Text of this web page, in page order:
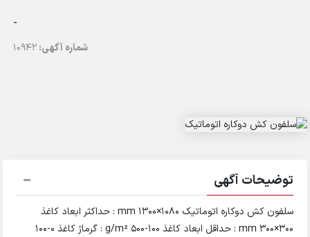
-
شماره آگهی:10942
توضیحات آگهی
سلفون کش دوکاره اتوماتیک 1080×۱۳۰۰ mm : حداکثر ابعاد کاغذ
۳۰۰×۳۰۰ mm : حداقل ابعاد کاغذ ۱۰۰-۵۰۰ g/m² : گرماژ کاغذ 0-100